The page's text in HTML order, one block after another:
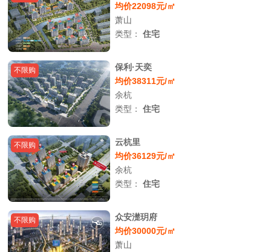
均价22098元/㎡
萧山
类型：住宅
不限购
保利·天奕
均价38311元/㎡
余杭
类型：住宅
不限购
云杭里
均价36129元/㎡
余杭
类型：住宅
不限购
众安濋玥府
均价30000元/㎡
萧山